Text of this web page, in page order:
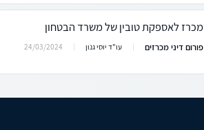
מכרז לאספקת טובין של משרד הבטחון
פורום דיני מכרזים עו"ד יוסי גנון 24/03/2024